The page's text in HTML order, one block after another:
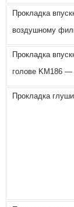
Прокладка
воздушному
Прокладка
голове KM186 —
Прокладка